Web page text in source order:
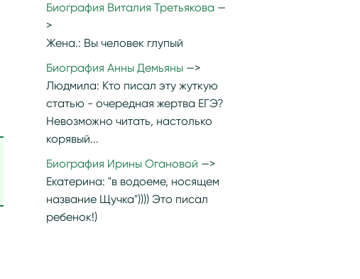
Биография Виталия Третьякова
Жена.: Вы человек глупый
Биография Анны Демьяны
Людмила: Кто писал эту жуткую
статью - очередная жертва ЕГЭ?
Невозможно читать, настолько
корявый...
Биография Ирины Огановой
Екатерина: "в водоеме, носящем
название Щучка")))) Это писал
ребенок!)